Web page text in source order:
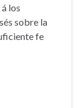
los
sobre la
fe